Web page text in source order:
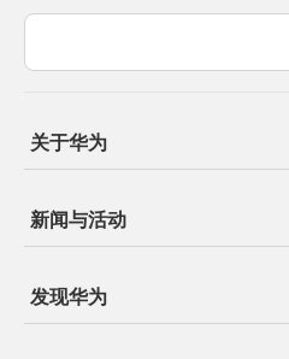
关于华为
新闻与活动
发现华为